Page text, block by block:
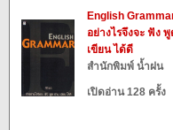
English
อย่างไรจึงจะ ฟัง
เขียน ได้ดี
สำนักพิมพ์ น้ำฝน
เปิดอ่าน 128 ครั้ง